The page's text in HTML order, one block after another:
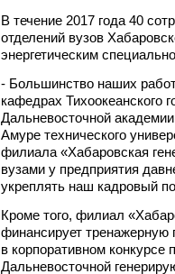
В течение 2017 года 40
отделений вузов
энергетическим
- Большинство наших
кафедрах Тихоокеанского
Дальневосточной
Амуре технического
филиала «Хабаровская
вузами у предприятия
укреплять наш кадровый
Кроме того, филиал
финансирует тренажерную
в корпоративном конкурсе
Дальневосточной